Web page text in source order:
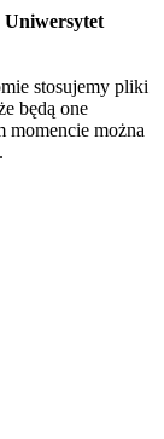
Uniwersytet
stosujemy pliki
będą one
momencie można